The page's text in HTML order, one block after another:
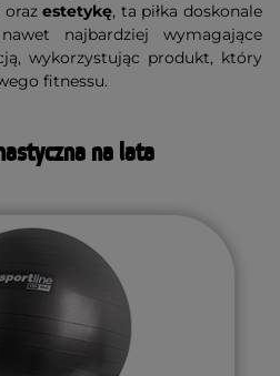
orazestetykę, ta piłka doskonale
najbardziej wymagające
wykorzystując produkt, który
fitnessu.
na lata